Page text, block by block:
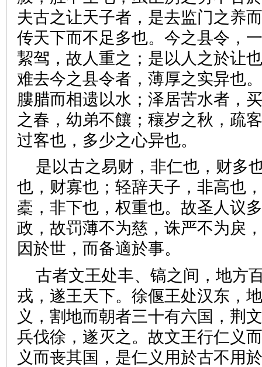
夫古之让天子者，是去监门之养
传天下而不足多也。今之县令，
絜驾，故人重之；是以人之於让
难去今之县令者，薄厚之实异也
膢腊而相遗以水；泽居苦水者，
之春，幼弟不饟；穰岁之秋，疏
过客也，多少之心异也。
是以古之易财，非仁也，财多
也，财寡也；轻辞天子，非高也
橐，非下也，权重也。故圣人议
政，故罚薄不为慈，诛严不为戾
因於世，而备適於事。
古者文王处丰、镐之间，地方
戎，遂王天下。徐偃王处汉东，
义，割地而朝者三十有六国，荆
兵伐徐，遂灭之。故文王行仁义
义而丧其国，是仁义用於古不用